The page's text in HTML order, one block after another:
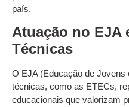
país.
Atuação no EJA
Técnicas
O EJA (Educação de Jovens
técnicas, como as ETECs,
educacionais que valorizam